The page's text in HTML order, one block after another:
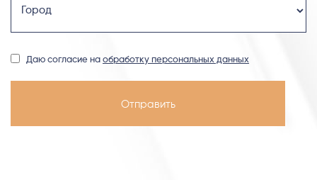
Даю согласие на обработку персональных данных